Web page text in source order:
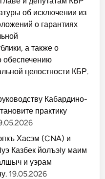
об исключении из
о гарантиях
а также о
обеспечению
целостности КБР.
Кабардино-
практику
Хасэм (CNA) и
Казбек йолъэIу маим
и уэрам
19.05.2026